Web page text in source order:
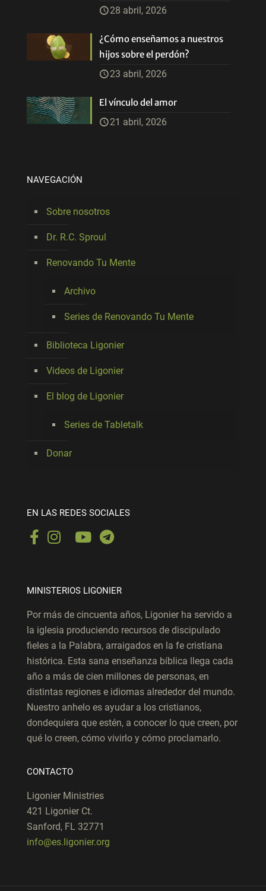
28 abril, 2026
¿Cómo enseñamos a nuestros
hijos sobre el perdón?
23 abril, 2026
El vínculo del amor
21 abril, 2026
NAVEGACIÓN
Sobre nosotros
Dr. R.C. Sproul
Renovando Tu Mente
Archivo
Series de Renovando Tu Mente
Biblioteca Ligonier
Videos de Ligonier
El blog de Ligonier
Series de Tabletalk
Donar
EN LAS REDES SOCIALES
MINISTERIOS LIGONIER
Por más de cincuenta años, Ligonier ha servido a
la iglesia produciendo recursos de discipulado
fieles a la Palabra, arraigados en la fe cristiana
histórica. Esta sana enseñanza bíblica llega cada
año a más de cien millones de personas, en
distintas regiones e idiomas alrededor del mundo.
Nuestro anhelo es ayudar a los cristianos,
dondequiera que estén, a conocer lo que creen, por
qué lo creen, cómo vivirlo y cómo proclamarlo.
CONTACTO
Ligonier Ministries
421 Ligonier Ct.
Sanford, FL 32771
info@es.ligonier.org